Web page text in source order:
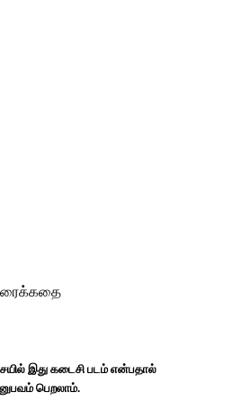
இது கடைசி படம் என்பதால்
பெறலாம்.